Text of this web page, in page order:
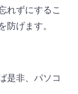
れずにするこ
げます。
是非、パソコ